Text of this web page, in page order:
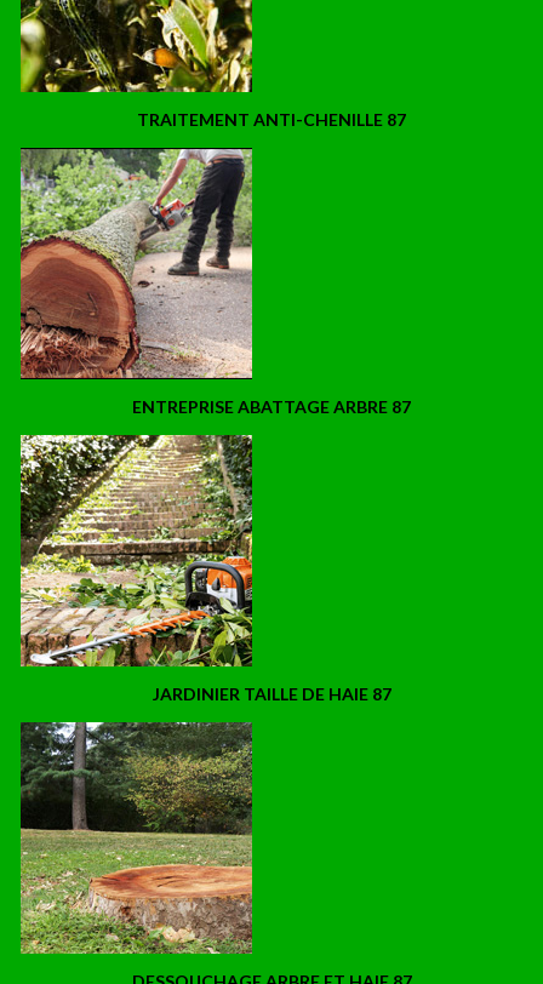
TRAITEMENT ANTI-CHENILLE 87
ENTREPRISE ABATTAGE ARBRE 87
JARDINIER TAILLE DE HAIE 87